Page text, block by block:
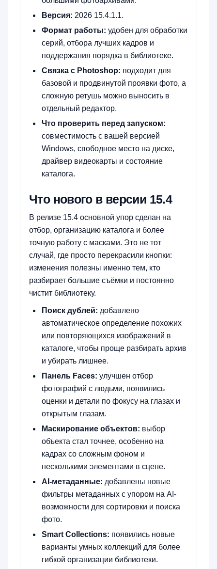
Версия: 2026 15.4.1.1.
Формат работы: удобен для обработки
серий, отбора лучших кадров и
поддержания порядка в библиотеке.
Связка с Photoshop: подходит для
базовой и продвинутой проявки фото, а
сложную ретушь можно выносить в
отдельный редактор.
Что проверить перед запуском:
совместимость с вашей версией
Windows, свободное место на диске,
драйвер видеокарты и состояние
каталога.
Что нового в версии 15.4
В релизе 15.4 основной упор сделан на
отбор, организацию каталога и более
точную работу с масками. Это не тот
случай, где просто перекрасили кнопки:
изменения полезны именно тем, кто
разбирает большие съёмки и постоянно
чистит библиотеку.
Поиск дублей: добавлено
автоматическое определение похожих
или повторяющихся изображений в
каталоге, чтобы проще разбирать архив
и убирать лишнее.
Панель Faces: улучшен отбор
фотографий с людьми, появились
оценки и детали по фокусу на глазах и
открытым глазам.
Маскирование объектов: выбор
объекта стал точнее, особенно на
кадрах со сложным фоном и
несколькими элементами в сцене.
AI-метаданные: добавлены новые
фильтры метаданных с упором на AI-
возможности для сортировки и поиска
фото.
Smart Collections: появились новые
варианты умных коллекций для более
гибкой организации библиотеки.